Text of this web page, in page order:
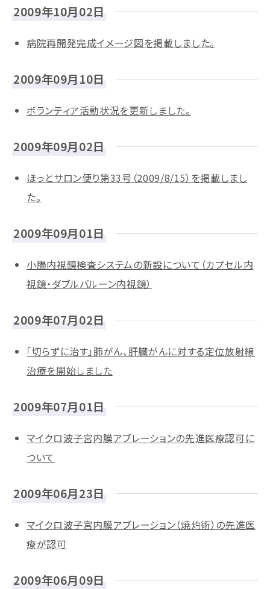
2009年10月02日
病院再開発完成イメージ図を掲載しました。
2009年09月10日
ボランティア活動状況を更新しました。
2009年09月02日
ほっとサロン便り第33号（2009/8/15）を掲載しまし
た。
2009年09月01日
小腸内視鏡検査システムの新設について（カプセル内
視鏡・ダブルバルーン内視鏡）
2009年07月02日
「切らずに治す」肺がん、肝臓がんに対する定位放射線
治療を開始しました
2009年07月01日
マイクロ波子宮内膜アブレーションの先進医療認可に
ついて
2009年06月23日
マイクロ波子宮内膜アブレーション（焼灼術）の先進医
療が認可
2009年06月09日